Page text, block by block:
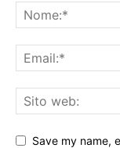
Save my name,